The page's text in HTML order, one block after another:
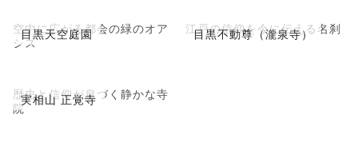
目黒天空庭園
空中に広がる都会の緑のオア
シス
目黒不動尊（瀧泉寺）
江戸の信仰を今に伝える名刹
実相山 正覚寺
歴史と信仰が息づく静かな寺
院